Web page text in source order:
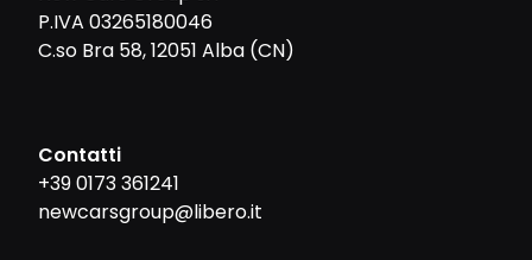
P.IVA 03265180046
C.so Bra 58, 12051 Alba (CN)
Contatti
+39 0173 361241
newcarsgroup@libero.it